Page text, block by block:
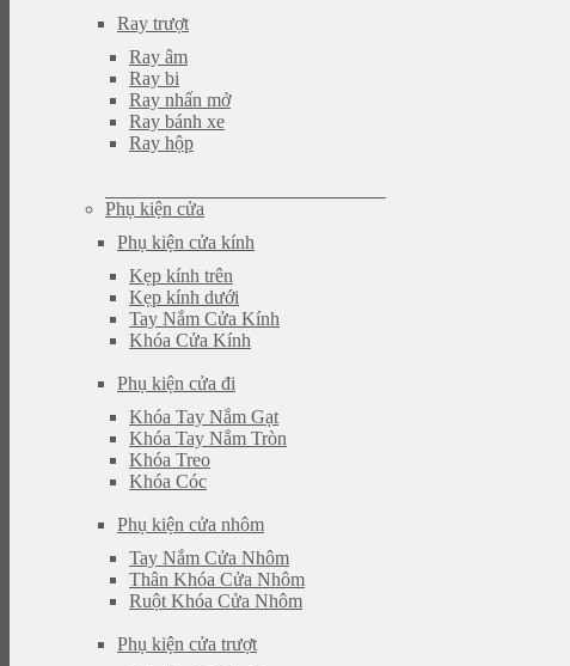
Ray trượt
Ray âm
Ray bi
Ray nhấn mở
Ray bánh xe
Ray hộp
Phụ kiện cửa
Phụ kiện cửa kính
Kẹp kính trên
Kẹp kính dưới
Tay Nắm Cửa Kính
Khóa Cửa Kính
Phụ kiện cửa đi
Khóa Tay Nắm Gạt
Khóa Tay Nắm Tròn
Khóa Treo
Khóa Cóc
Phụ kiện cửa nhôm
Tay Nắm Cửa Nhôm
Thân Khóa Cửa Nhôm
Ruột Khóa Cửa Nhôm
Phụ kiện cửa trượt